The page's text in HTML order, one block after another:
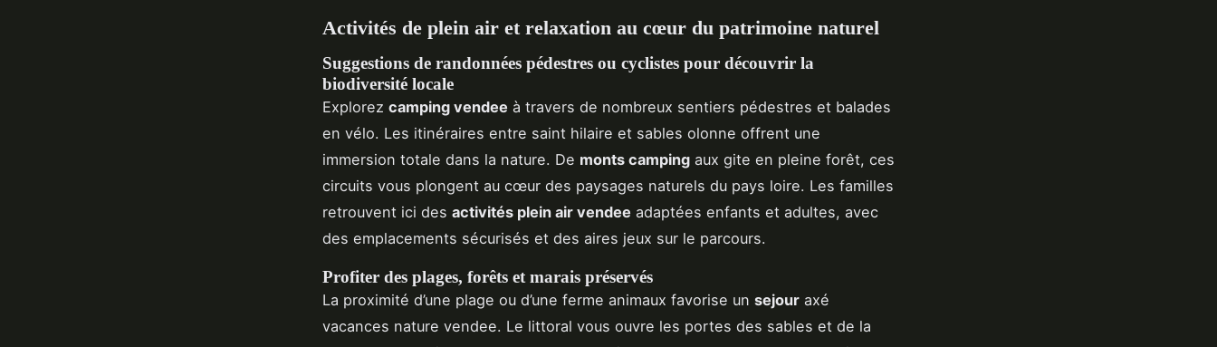
Activités de plein air et relaxation au cœur du patrimoine naturel
Suggestions de randonnées pédestres ou cyclistes pour découvrir la
biodiversité locale
Explorez camping vendee à travers de nombreux sentiers pédestres et balades
en vélo. Les itinéraires entre saint hilaire et sables olonne offrent une
immersion totale dans la nature. De monts camping aux gite en pleine forêt, ces
circuits vous plongent au cœur des paysages naturels du pays loire. Les familles
retrouvent ici des activités plein air vendee adaptées enfants et adultes, avec
des emplacements sécurisés et des aires jeux sur le parcours.
Profiter des plages, forêts et marais préservés
La proximité d’une plage ou d’une ferme animaux favorise un sejour axé
vacances nature vendee. Le littoral vous ouvre les portes des sables et de la